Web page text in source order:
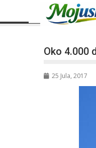
Oko 4.000
25 Jula, 2017